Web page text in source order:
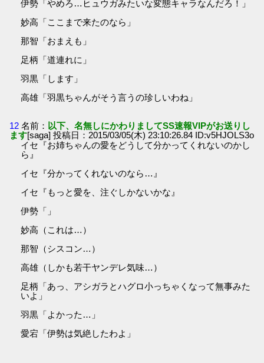
伊勢「やめろ…ヒュウガみたいな変態キャラなんだろ！」
妙高「ここまで来たのなら」
那智「おまえも」
足柄「道連れに」
羽黒「します」
高雄「羽黒ちゃんがそう言うの珍しいわね」
12 名前： 以下、名無しにかわりましてSS速報VIPがお送りし
ます[saga] 投稿日：2015/03/05(木) 23:10:26.84 ID:v5HJOLS3o
イセ『お姉ちゃんの愛をどうして分かってくれないのかし
ら』
イセ『分かってくれないのなら…』
イセ『もっと愛を、注ぐしかないかな』
伊勢「」
妙高（これは…）
那智（シスコン…）
高雄（しかも若干ヤンデレ気味…）
足柄「あっ、アシガラとハグロ小っちゃくなって無事みた
いよ」
羽黒「よかった…」
愛宕「伊勢は気絶したわよ」